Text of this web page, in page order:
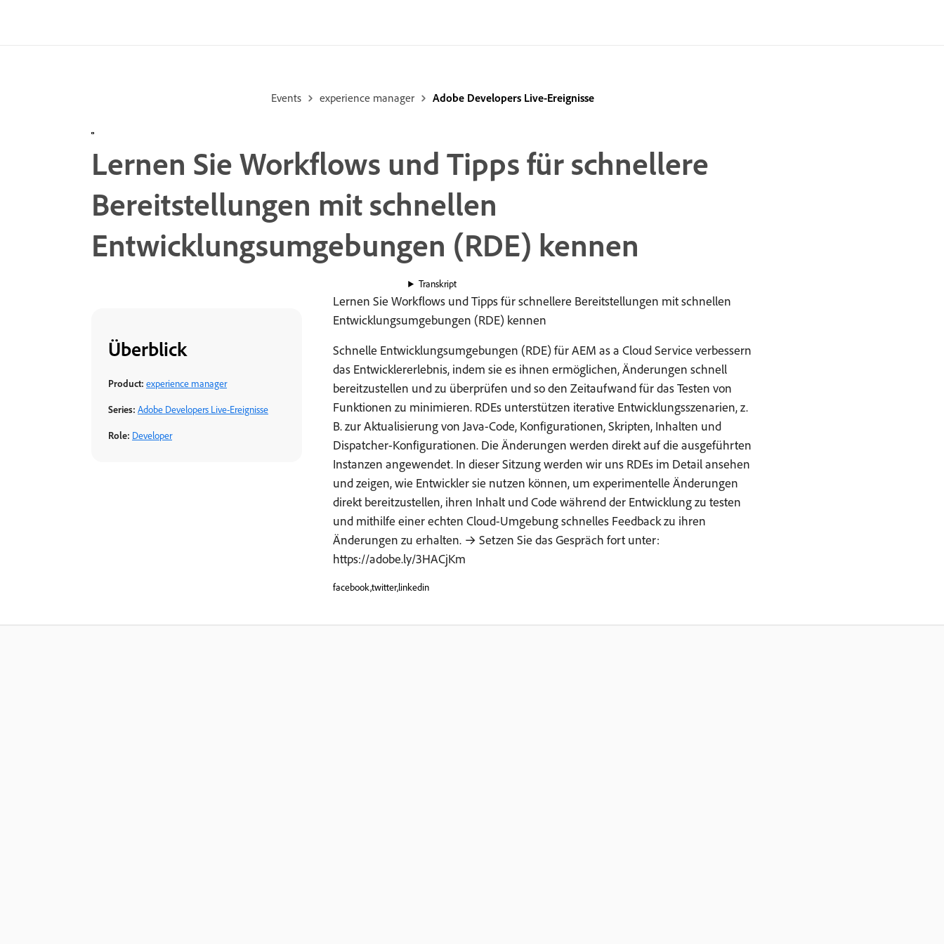
Events experience manager Adobe Developers Live-Ereignisse
Lernen Sie Workflows und Tipps für schnellere
Bereitstellungen mit schnellen
Entwicklungsumgebungen (RDE) kennen
Transkript
Lernen Sie Workflows und Tipps für schnellere Bereitstellungen mit schnellen
Entwicklungsumgebungen (RDE) kennen
Schnelle Entwicklungsumgebungen (RDE) für AEM as a Cloud Service verbessern
das Entwicklererlebnis, indem sie es ihnen ermöglichen, Änderungen schnell
bereitzustellen und zu überprüfen und so den Zeitaufwand für das Testen von
Funktionen zu minimieren. RDEs unterstützen iterative Entwicklungsszenarien, z.
B. zur Aktualisierung von Java-Code, Konfigurationen, Skripten, Inhalten und
Dispatcher-Konfigurationen. Die Änderungen werden direkt auf die ausgeführten
Instanzen angewendet. In dieser Sitzung werden wir uns RDEs im Detail ansehen
und zeigen, wie Entwickler sie nutzen können, um experimentelle Änderungen
direkt bereitzustellen, ihren Inhalt und Code während der Entwicklung zu testen
und mithilfe einer echten Cloud-Umgebung schnelles Feedback zu ihren
Änderungen zu erhalten. → Setzen Sie das Gespräch fort unter:
https://adobe.ly/3HACjKm
facebook,twitter,linkedin
Überblick
Product: experience manager
Series: Adobe Developers Live-Ereignisse
Role: Developer